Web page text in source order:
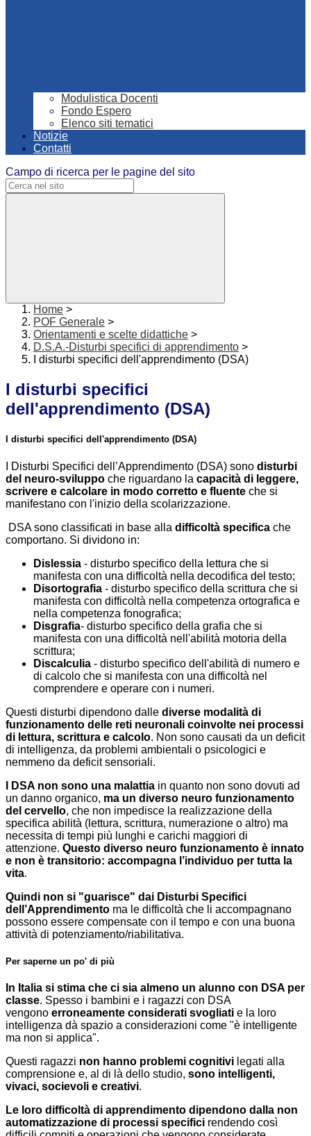
Modulistica Docenti
Fondo Espero
Elenco siti tematici
Notizie
Contatti
Campo di ricerca per le pagine del sito
Home >
POF Generale >
Orientamenti e scelte didattiche >
D.S.A.-Disturbi specifici di apprendimento >
I disturbi specifici dell'apprendimento (DSA)
I disturbi specifici
dell'apprendimento (DSA)
I disturbi specifici dell'apprendimento (DSA)
I Disturbi Specifici dell’Apprendimento (DSA) sono disturbi
del neuro-sviluppo che riguardano la capacità di leggere,
scrivere e calcolare in modo corretto e fluente che si
manifestano con l'inizio della scolarizzazione.
DSA sono classificati in base alla difficoltà specifica che
comportano. Si dividono in:
Dislessia - disturbo specifico della lettura che si
manifesta con una difficoltà nella decodifica del testo;
Disortografia - disturbo specifico della scrittura che si
manifesta con difficoltà nella competenza ortografica e
nella competenza fonografica;
Disgrafia- disturbo specifico della grafia che si
manifesta con una difficoltà nell'abilità motoria della
scrittura;
Discalculia - disturbo specifico dell'abilità di numero e
di calcolo che si manifesta con una difficoltà nel
comprendere e operare con i numeri.
Questi disturbi dipendono dalle diverse modalità di
funzionamento delle reti neuronali coinvolte nei processi
di lettura, scrittura e calcolo. Non sono causati da un deficit
di intelligenza, da problemi ambientali o psicologici e
nemmeno da deficit sensoriali.
I DSA non sono una malattia in quanto non sono dovuti ad
un danno organico, ma un diverso neuro funzionamento
del cervello, che non impedisce la realizzazione della
specifica abilità (lettura, scrittura, numerazione o altro) ma
necessita di tempi più lunghi e carichi maggiori di
attenzione. Questo diverso neuro funzionamento è innato
e non è transitorio: accompagna l’individuo per tutta la
vita.
Quindi non si "guarisce" dai Disturbi Specifici
dell’Apprendimento ma le difficoltà che li accompagnano
possono essere compensate con il tempo e con una buona
attività di potenziamento/riabilitativa.
Per saperne un po' di più
In Italia si stima che ci sia almeno un alunno con DSA per
classe. Spesso i bambini e i ragazzi con DSA
vengono erroneamente considerati svogliati e la loro
intelligenza dà spazio a considerazioni come "è intelligente
ma non si applica".
Questi ragazzi non hanno problemi cognitivi legati alla
comprensione e, al di là dello studio, sono intelligenti,
vivaci, socievoli e creativi.
Le loro difficoltà di apprendimento dipendono dalla non
automatizzazione di processi specifici rendendo così